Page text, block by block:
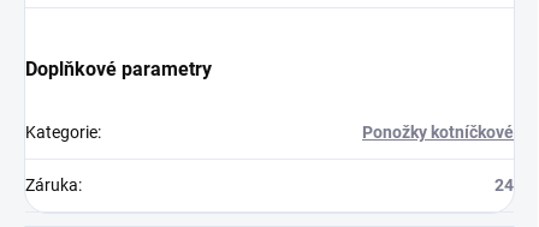
Doplňkové parametry
Kategorie: Ponožky kotníčkové
Záruka: 24